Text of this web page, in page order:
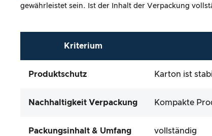
gewährleistet sein. Ist der Inhalt der Verpackung
Kriterium
Produktschutz Karton ist
Nachhaltigkeit Verpackung Kompakte
Packungsinhalt & Umfang vollständig